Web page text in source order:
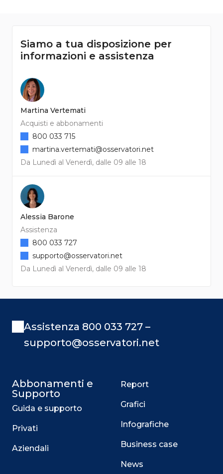
Siamo a tua disposizione per
informazioni e assistenza
Martina Vertemati
Acquisti e abbonamenti
Da Lunedì al Venerdì, dalle 09 alle 18
800 033 715
martina.vertemati@osservatori.net
Alessia Barone
Assistenza
Da Lunedì al Venerdì, dalle 09 alle 18
800 033 727
supporto@osservatori.net
Assistenza 800 033 727 –
supporto@osservatori.net
Abbonamenti e
Supporto
Guida e supporto
Privati
Aziendali
Report
Grafici
Infografiche
Business case
News